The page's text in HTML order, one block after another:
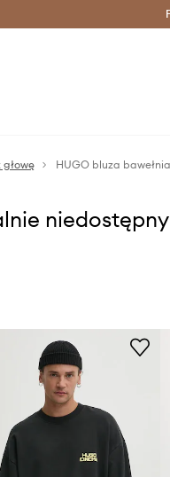
głowę HUGO bluza
niedostępny